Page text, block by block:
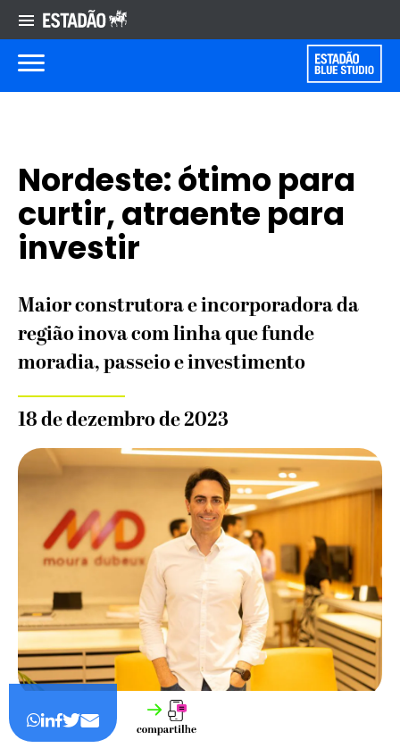
Nordeste: ótimo para
curtir, atraente para
investir
Maior construtora e incorporadora da
região inova com linha que funde
moradia, passeio e investimento
18 de dezembro de 2023